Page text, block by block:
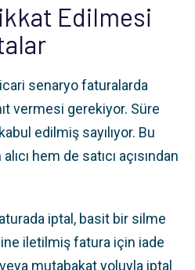
Edilmesi
senaryo faturalarda
vermesi gerekiyor. Süre
edilmiş sayılıyor. Bu
hem de satıcı açısından
iptal, basit bir silme
iletilmiş fatura için iade
mutabakat yoluyla iptal